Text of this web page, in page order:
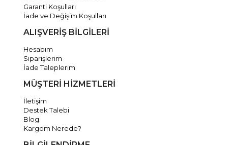
Garanti Koşulları
İade ve Değişim Koşulları
ALIŞVERİŞ BİLGİLERİ
Hesabım
Siparişlerim
İade Taleplerim
MÜŞTERİ HİZMETLERİ
İletişim
Destek Talebi
Blog
Kargom Nerede?